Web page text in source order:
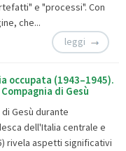
e "processi". Con
che...
leggi
occupata (1943–1945).
di Gesù
Gesù durante
dell'Italia centrale e
rivela aspetti significativi